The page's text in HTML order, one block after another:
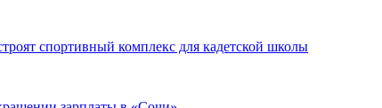
спортивный комплекс для кадетской школы